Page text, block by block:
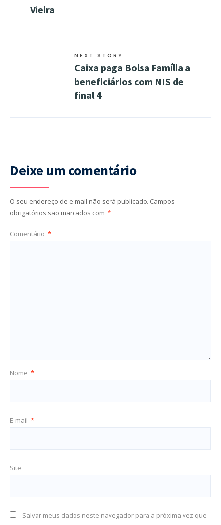
Vieira
NEXT STORY
Caixa paga Bolsa Família a
beneficiários com NIS de
final 4
Deixe um comentário
O seu endereço de e-mail não será publicado. Campos
obrigatórios são marcados com *
Comentário *
Nome *
E-mail *
Site
Salvar meus dados neste navegador para a próxima vez que